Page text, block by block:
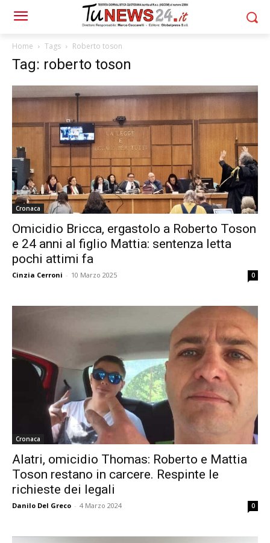
Home Tags Roberto toson
Tag: roberto toson
Cronaca
Omicidio Bricca, ergastolo a Roberto Toson
e 24 anni al figlio Mattia: sentenza letta
pochi attimi fa
Cinzia Cerroni - 10 Marzo 2025 0
Cronaca
Alatri, omicidio Thomas: Roberto e Mattia
Toson restano in carcere. Respinte le
richieste dei legali
Danilo Del Greco - 4 Marzo 2024 0